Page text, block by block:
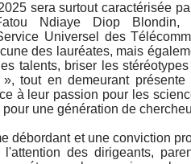
sera surtout caractérisée
Ndiaye Diop
Universel des
des lauréates, mais
talents, briser les
tout en demeurant
à leur passion pour les
une génération de
débordant et une conviction
l'attention des dirigeants,